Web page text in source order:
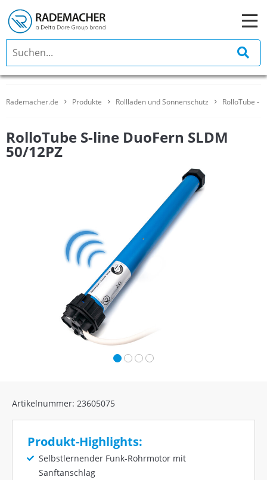
Rademacher.de Produkte Rollladen und Sonnenschutz RolloTube -
RolloTube S-line DuoFern SLDM
50/12PZ
Artikelnummer: 23605075
Produkt-Highlights:
Selbstlernender Funk-Rohrmotor mit
Sanftanschlag